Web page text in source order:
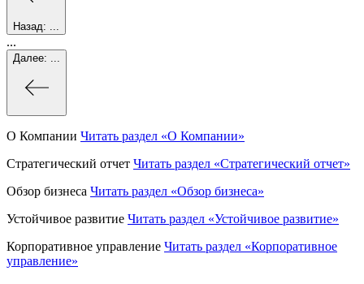
Назад:
...
Далее:
О Компании Читать раздел «О Компании»
Стратегический отчет Читать раздел «Стратегический отчет»
Обзор бизнеса Читать раздел «Обзор бизнеса»
Устойчивое развитие Читать раздел «Устойчивое развитие»
Корпоративное управление Читать раздел «Корпоративное
управление»